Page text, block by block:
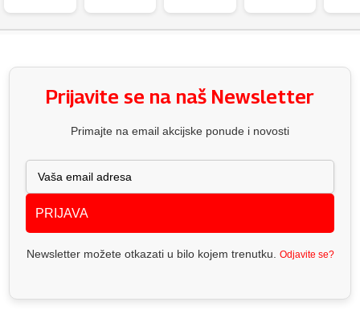
Prijavite se na naš Newsletter
Primajte na email akcijske ponude i novosti
PRIJAVA
Newsletter možete otkazati u bilo kojem trenutku. Odjavite se?